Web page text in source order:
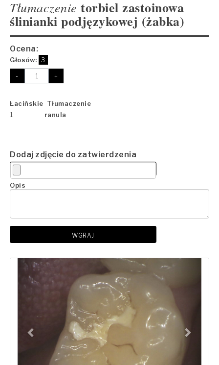
Tłumaczenie torbiel zastoinowa
ślinianki podjęzykowej (żabka)
Ocena:
Głosów: 3
- +
Łacińskie Tłumaczenie
1
ranula
Dodaj zdjęcie do zatwierdzenia
Opis
WGRAJ